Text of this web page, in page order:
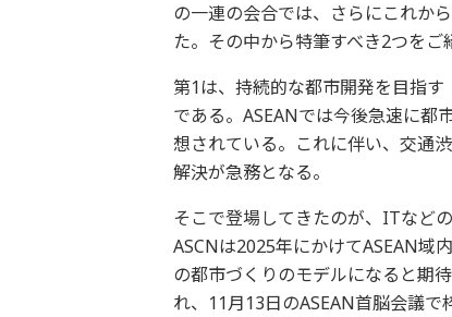
の一連の会合では、さらにこれか
た。その中から特筆すべき2つをご
第1は、持続的な都市開発を目指す
である。ASEANでは今後急速に都
想されている。これに伴い、交通
解決が急務となる。
そこで登場してきたのが、ITなど
ASCNは2025年にかけてASEAN域
の都市づくりのモデルになると期
れ、11月13日のASEAN首脳会議で